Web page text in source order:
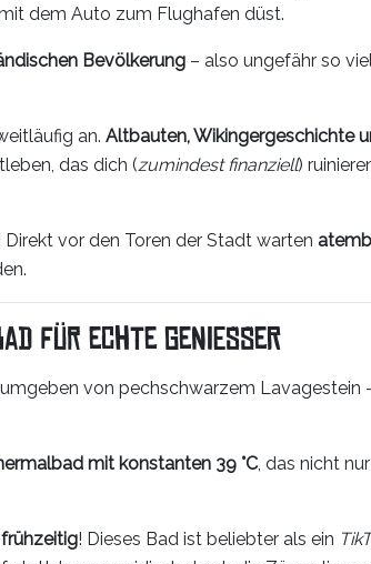
dem Auto zum Flughafen düst.
Bevölkerung – also ungefähr so
an. Altbauten, Wikingergeschichte
das dich (zumindest finanziell)
vor den Toren der Stadt warten
für echte Genießer
von pechschwarzem Lavagestein
mit konstanten 39 °C, das nicht
! Dieses Bad ist beliebter als ein